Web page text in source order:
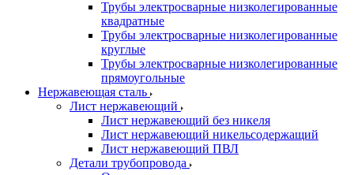
Трубы электросварные низколегированные
квадратные
Трубы электросварные низколегированные
круглые
Трубы электросварные низколегированные
прямоугольные
Нержавеющая сталь
Лист нержавеющий
Лист нержавеющий без никеля
Лист нержавеющий никельсодержащий
Лист нержавеющий ПВЛ
Детали трубопровода